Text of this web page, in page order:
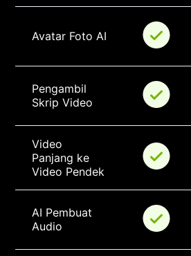
Avatar Foto AI
Pengambil
Skrip Video
Video
Panjang ke
Video Pendek
AI Pembuat
Audio